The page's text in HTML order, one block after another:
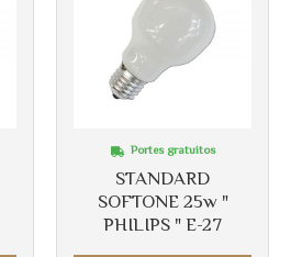
STANDARD
SOFTONE 25w "
PHILIPS " E-27
Portes gratuitos